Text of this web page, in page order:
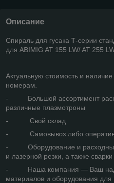
Описание
Спираль для гусака Т-серии
для ABIMIG AT 155 LW/ AT 255
Актуальную стоимость и
номерам.
- Большой ассортимент
различные плазмотроны
- Свой склад
- Самовывоз либо
- Оборудование и расходные
и лазерной резки, а также
- Наша компания — Ваш
материалов и оборудования для